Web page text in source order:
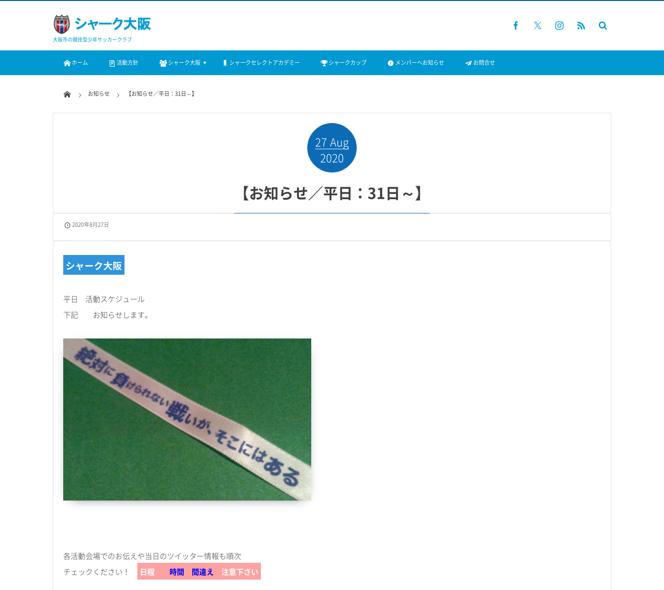
大阪市の競技型少年サッカークラブ
ホーム 活動方針 シャーク大阪 シャークセレクトアカデミー シャークカップ メンバーへお知らせ お問合せ
お知らせ 【お知らせ／平日：31日～】
27 Aug
2020
【お知らせ／平日：31日～】
2020年8月27日
シャーク大阪
平日 活動スケジュール
下記 お知らせします。
各活動会場でのお伝えや当日のツイッター情報も順次
チェックください！
日程 時間 間違え 注意下さい